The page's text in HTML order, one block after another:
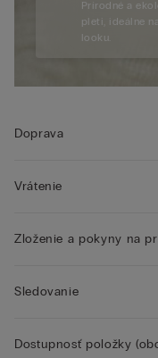
Prírodné a
pleti, ideálne
looku.
Doprava
Vrátenie
Zloženie a pokyny na
Sledovanie
Dostupnosť položky